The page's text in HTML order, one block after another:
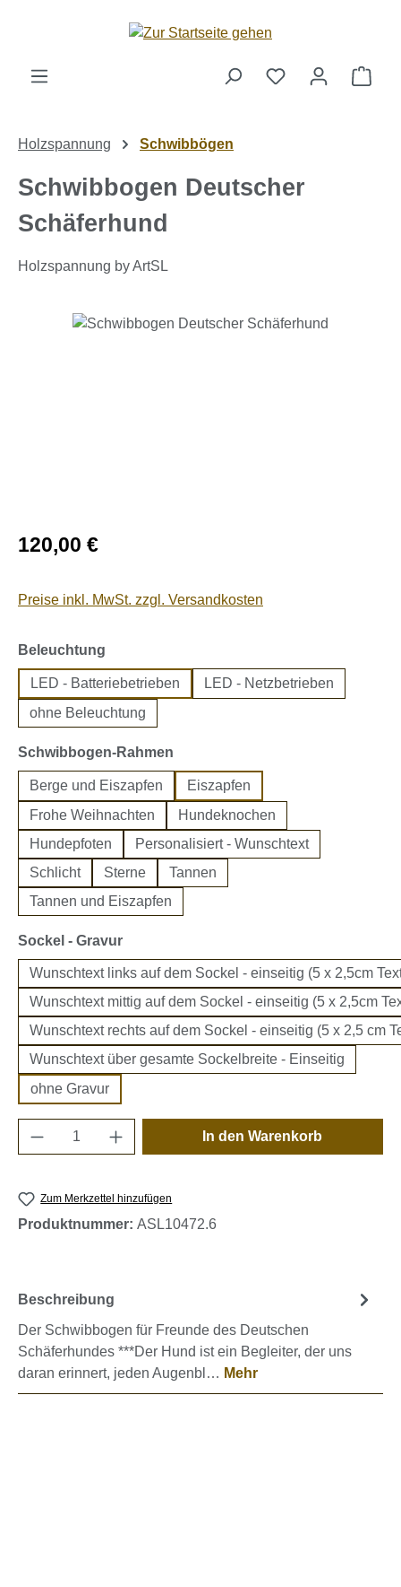
Zum Hauptinhalt springen
Holzspannung Schwibbögen
Schwibbogen Deutscher
Schäferhund
Holzspannung by ArtSL
Bildergalerie überspringen
Regulärer Preis:
120,00 €
Preise inkl. MwSt. zzgl. Versandkosten
Beleuchtung
LED - Batteriebetrieben
LED - Netzbetrieben
ohne Beleuchtung
Schwibbogen-Rahmen
Berge und Eiszapfen
Eiszapfen
Frohe Weihnachten
Hundeknochen
Hundepfoten
Personalisiert - Wunschtext
Schlicht
Sterne
Tannen
Tannen und Eiszapfen
Sockel - Gravurauswählen
Wunschtext links auf dem Sockel - einseitig (5 x 2,5cm
Wunschtext mittig auf dem Sockel - einseitig (5 x 2,5cm
Wunschtext rechts auf dem Sockel - einseitig (5 x 2,5 cm
Wunschtext über gesamte Sockelbreite - Einseitig
ohne Gravur
Produkt Anzahl: Gib den gewünschten
In den Warenkorb
Zum Merkzettel hinzufügen
Produktnummer: ASL10472.6
Beschreibung
Der Schwibbogen für Freunde des Deutschen
Schäferhundes ***Der Hund ist ein Begleiter, der uns
daran erinnert, jeden Augenbl… Mehr